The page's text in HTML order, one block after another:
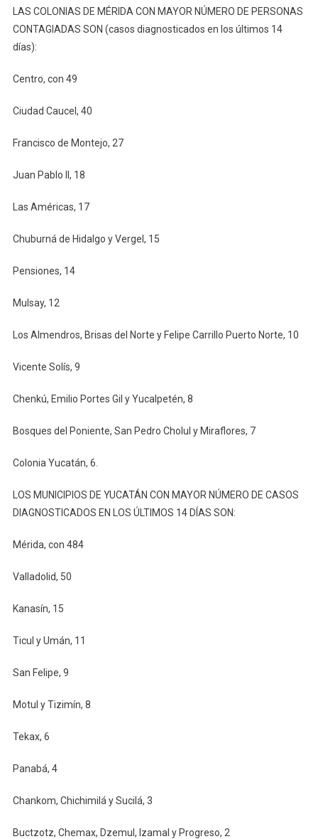
LAS COLONIAS DE MÉRIDA CON MAYOR NÚMERO DE PERSONAS
CONTAGIADAS SON (casos diagnosticados en los últimos 14
días):
Centro, con 49
Ciudad Caucel, 40
Francisco de Montejo, 27
Juan Pablo II, 18
Las Américas, 17
Chuburná de Hidalgo y Vergel, 15
Pensiones, 14
Mulsay, 12
Los Almendros, Brisas del Norte y Felipe Carrillo Puerto Norte, 10
Vicente Solís, 9
Chenkú, Emilio Portes Gil y Yucalpetén, 8
Bosques del Poniente, San Pedro Cholul y Miraflores, 7
Colonia Yucatán, 6.
LOS MUNICIPIOS DE YUCATÁN CON MAYOR NÚMERO DE CASOS
DIAGNOSTICADOS EN LOS ÚLTIMOS 14 DÍAS SON:
Mérida, con 484
Valladolid, 50
Kanasín, 15
Ticul y Umán, 11
San Felipe, 9
Motul y Tizimín, 8
Tekax, 6
Panabá, 4
Chankom, Chichimilá y Sucilá, 3
Buctzotz, Chemax, Dzemul, Izamal y Progreso, 2